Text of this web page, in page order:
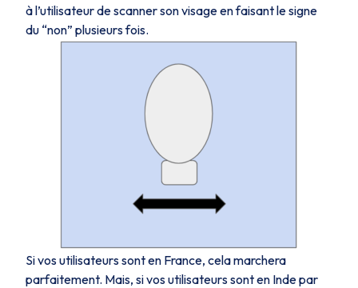
à l’utilisateur de scanner son visage en faisant le signe
du “non” plusieurs fois.
Si vos utilisateurs sont en France, cela marchera
parfaitement. Mais, si vos utilisateurs sont en Inde par